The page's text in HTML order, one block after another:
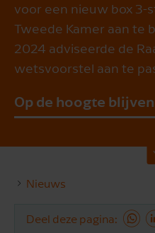
voor een nieuw box 3-
Tweede Kamer aan te
2024 adviseerde de
wetsvoorstel aan te
Op de hoogte blijven
Nieuws
Deel deze pagina